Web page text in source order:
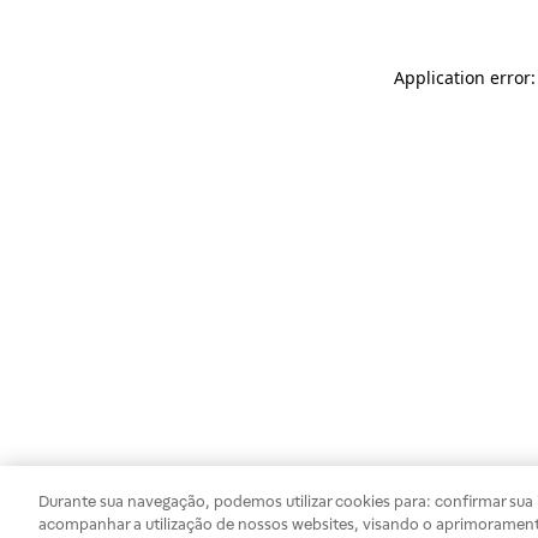
Application
Durante sua navegação, podemos utilizar cookies para: confirmar
acompanhar a utilização de nossos websites, visando o